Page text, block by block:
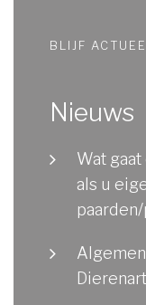
BLIJF
Nieuws
Wat
als u